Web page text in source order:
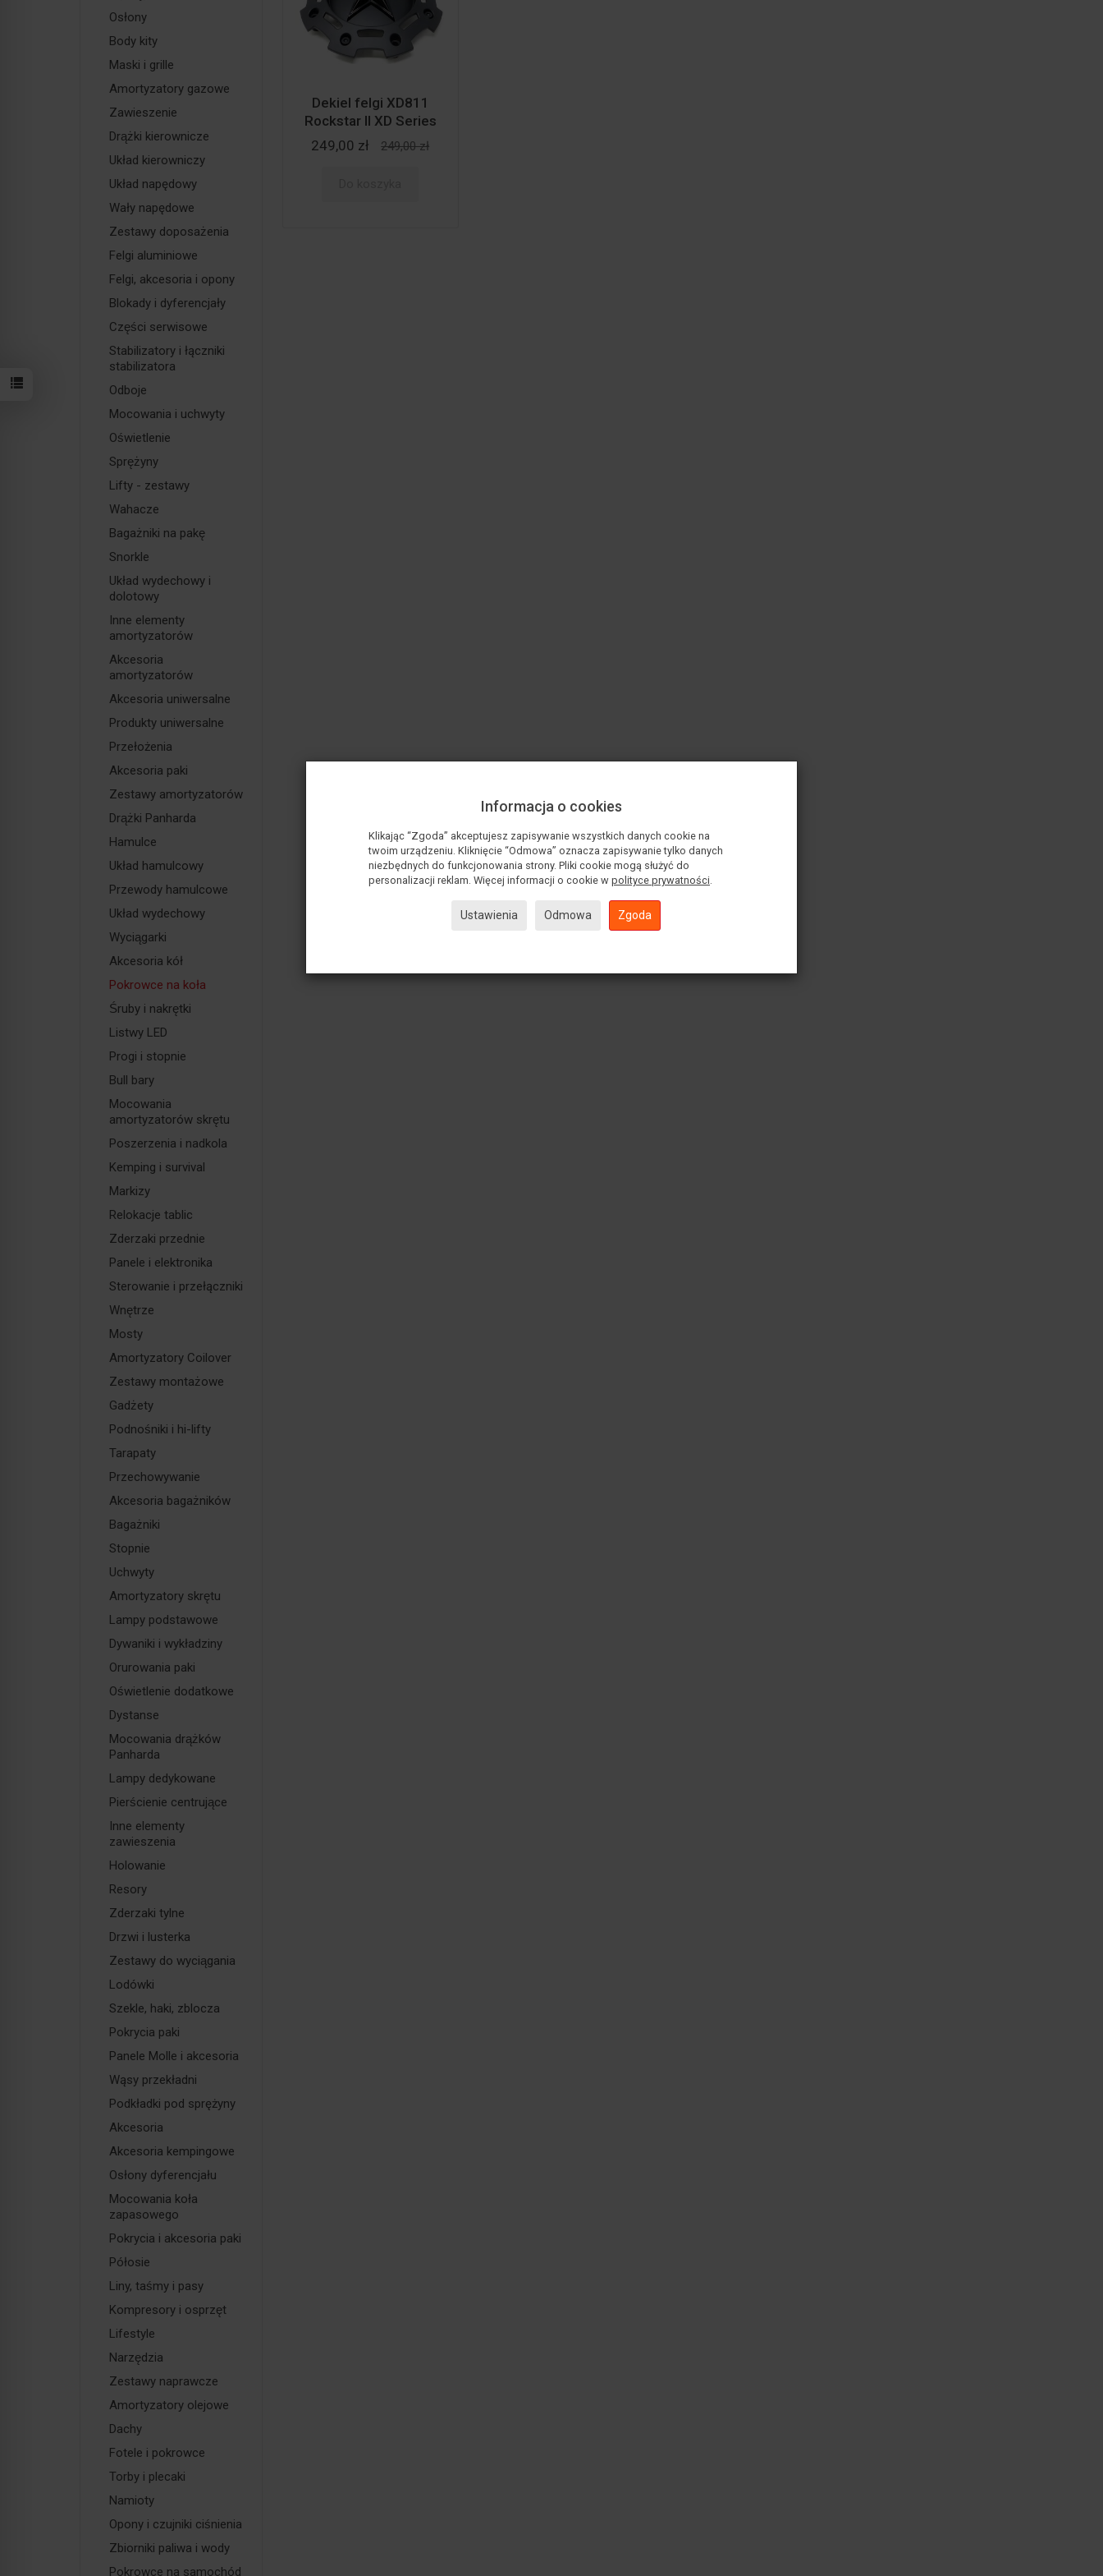
Dekiel felgi XD811
Rockstar II XD Series
249,00 zł
249,00 zł
Osłony
Body kity
Maski i grille
Amortyzatory gazowe
Zawieszenie
Drążki kierownicze
Układ kierowniczy
Układ napędowy
Wały napędowe
Zestawy doposażenia
Felgi aluminiowe
Felgi, akcesoria i opony
Blokady i dyferencjały
Części serwisowe
Stabilizatory i łączniki
stabilizatora
Odboje
Mocowania i uchwyty
Oświetlenie
Sprężyny
Lifty - zestawy
Wahacze
Bagażniki na pakę
Snorkle
Układ wydechowy i
dolotowy
Inne elementy
amortyzatorów
Akcesoria
amortyzatorów
Akcesoria uniwersalne
Produkty uniwersalne
Przełożenia
Akcesoria paki
Zestawy amortyzatorów
Drążki Panharda
Hamulce
Układ hamulcowy
Przewody hamulcowe
Układ wydechowy
Wyciągarki
Akcesoria kół
Pokrowce na koła
Śruby i nakrętki
Listwy LED
Progi i stopnie
Bull bary
Mocowania
amortyzatorów skrętu
Poszerzenia i nadkola
Kemping i survival
Markizy
Relokacje tablic
Zderzaki przednie
Panele i elektronika
Sterowanie i przełączniki
Wnętrze
Mosty
Amortyzatory Coilover
Zestawy montażowe
Gadżety
Podnośniki i hi-lifty
Tarapaty
Przechowywanie
Akcesoria bagażników
Bagażniki
Stopnie
Uchwyty
Amortyzatory skrętu
Lampy podstawowe
Dywaniki i wykładziny
Orurowania paki
Oświetlenie dodatkowe
Dystanse
Mocowania drążków
Panharda
Lampy dedykowane
Pierścienie centrujące
Inne elementy
zawieszenia
Holowanie
Resory
Zderzaki tylne
Drzwi i lusterka
Zestawy do wyciągania
Lodówki
Szekle, haki, zblocza
Pokrycia paki
Panele Molle i akcesoria
Wąsy przekładni
Podkładki pod sprężyny
Akcesoria
Akcesoria kempingowe
Osłony dyferencjału
Mocowania koła
zapasowego
Pokrycia i akcesoria paki
Półosie
Liny, taśmy i pasy
Kompresory i osprzęt
Lifestyle
Narzędzia
Zestawy naprawcze
Amortyzatory olejowe
Dachy
Fotele i pokrowce
Torby i plecaki
Namioty
Opony i czujniki ciśnienia
Zbiorniki paliwa i wody
Pokrowce na samochód
Informacja o cookies
Klikając “Zgoda” akceptujesz zapisywanie wszystkich danych cookie na
twoim urządzeniu. Kliknięcie “Odmowa” oznacza zapisywanie tylko danych
niezbędnych do funkcjonowania strony. Pliki cookie mogą służyć do
personalizacji reklam. Więcej informacji o cookie w polityce prywatności.
Ustawienia Odmowa Zgoda